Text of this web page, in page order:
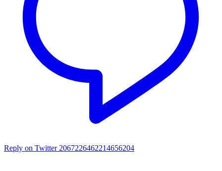
Reply on Twitter 2067226462214656204